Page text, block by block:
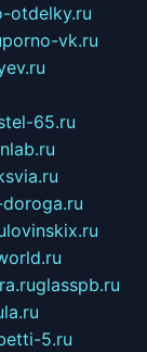
otdelky.ru
porno-vk.ru
65.ru
lovinskix.ru
glasspb.ru
5.ru